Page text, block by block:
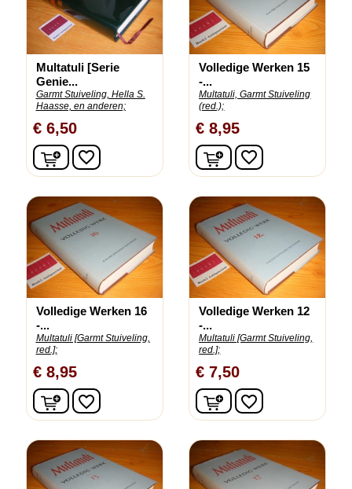
Multatuli [Serie
Genie...
Garmt Stuiveling, Hella S.
Haasse, en anderen;
€ 6,50
In winkelwagen
favorite_border
Volledige Werken 15
-...
Multatuli, Garmt Stuiveling
(red.);
€ 8,95
In winkelwagen
favorite_border
Volledige Werken 16
-...
Multatuli [Garmt Stuiveling,
red.];
€ 8,95
In winkelwagen
favorite_border
Volledige Werken 12
-...
Multatuli [Garmt Stuiveling,
red.];
€ 7,50
In winkelwagen
favorite_border